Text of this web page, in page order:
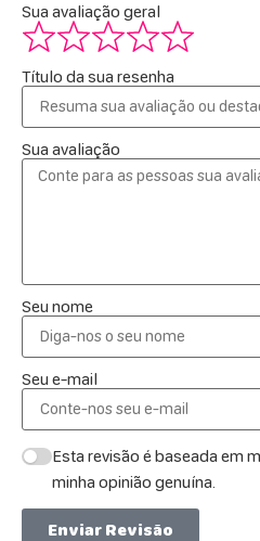
Sua avaliação geral
Título da sua resenha
Sua avaliação
Seu nome
Seu e-mail
Esta revisão é baseada em
minha opinião genuína.
Enviar Revisão